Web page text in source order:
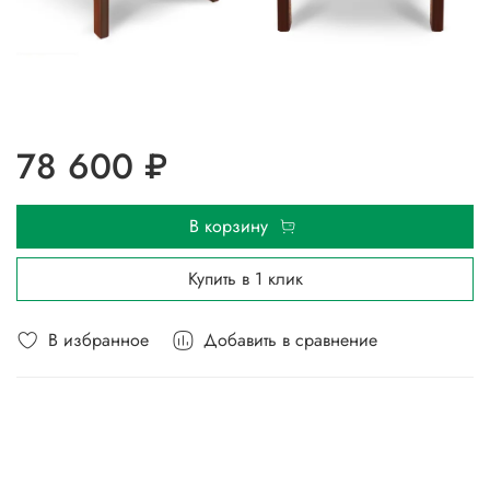
В избранное Добавить в сравнение
78 600 ₽
В корзину
Купить в 1 клик